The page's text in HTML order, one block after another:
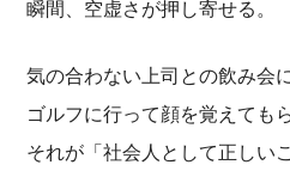
瞬間、空虚さが押し寄せる。
気の合わない上司との飲み会
ゴルフに行って顔を覚えてもら
それが「社会人として正しい